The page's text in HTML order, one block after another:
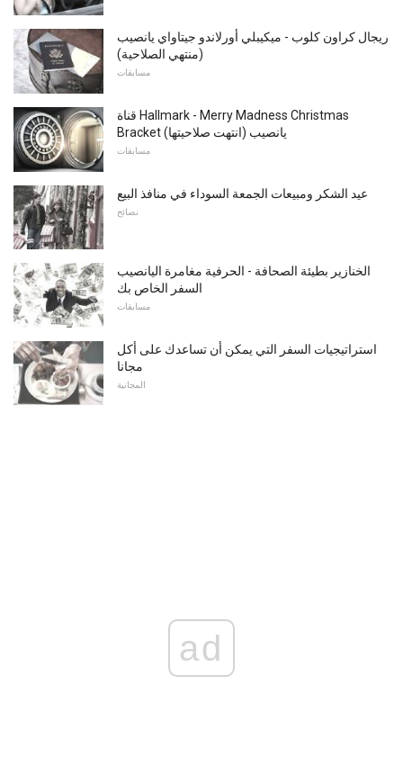
ريجال كراون كلوب - ميكيبلي أورلاندو جيتاواي يانصيب
(منتهي الصلاحية)
مسابقات
قناة Hallmark - Merry Madness Christmas
Bracket يانصيب (انتهت صلاحيتها)
مسابقات
عيد الشكر ومبيعات الجمعة السوداء في منافذ البيع
نصائح
الخنازير بطيئة الصحافة - الحرفية مغامرة اليانصيب
السفر الخاص بك
مسابقات
استراتيجيات السفر التي يمكن أن تساعدك على أكل
مجانا
المجانية
ad